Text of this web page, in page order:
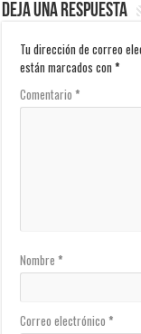
Deja una respuesta
Tu dirección de correo
están marcados con*
Comentario*
Nombre*
Correo electrónico*